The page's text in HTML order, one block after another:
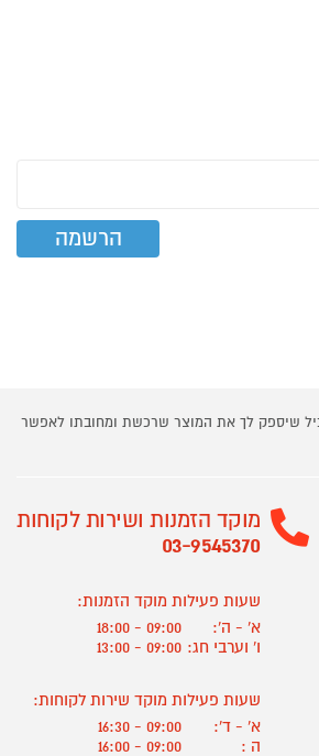
שיספק לך את המוצר שרכשת ומחובתו לאפשר
מוקד הזמנות ושירות לקוחות
03-9545370
שעות פעילות מוקד הזמנות:
א' - ה':
09:00 - 18:00
ו' וערבי חג: 09:00 - 13:00
שעות פעילות מוקד שירות לקוחות:
א' - ד':
09:00 - 16:30
ה :
09:00 - 16:00